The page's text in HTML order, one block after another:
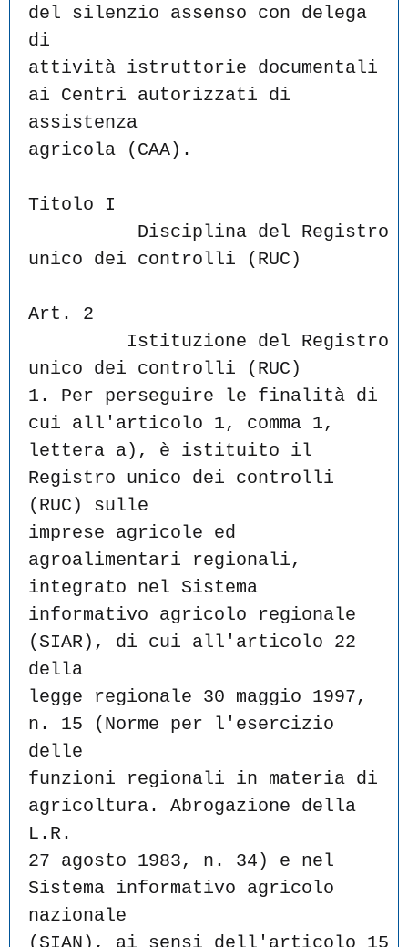
del silenzio assenso con delega
di
attività istruttorie documentali
ai Centri autorizzati di
assistenza
agricola (CAA).
Titolo I
unico dei controlli (RUC)
Art. 2
unico dei controlli (RUC)
1. Per perseguire le finalità di
cui all'articolo 1, comma 1,
lettera a), è istituito il
Registro unico dei controlli
(RUC) sulle
imprese agricole ed
agroalimentari regionali,
integrato nel Sistema
informativo agricolo regionale
(SIAR), di cui all'articolo 22
della
legge regionale 30 maggio 1997,
n. 15 (Norme per l'esercizio
delle
funzioni regionali in materia di
agricoltura. Abrogazione della
L.R.
27 agosto 1983, n. 34) e nel
Sistema informativo agricolo
nazionale